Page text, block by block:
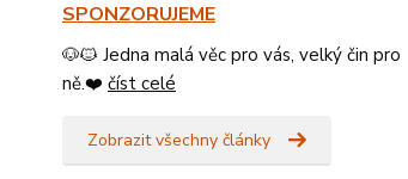
SPONZORUJEME
🐶🐱 Jedna malá věc pro vás, velký čin pro
ně.❤️ číst celé
Zobrazit všechny články